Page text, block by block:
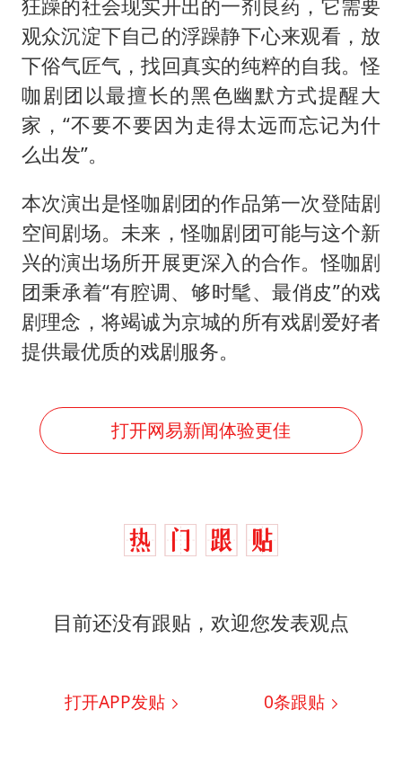
狂躁的社会现实开出的一剂良药，它需要
观众沉淀下自己的浮躁静下心来观看，放
下俗气匠气，找回真实的纯粹的自我。怪
咖剧团以最擅长的黑色幽默方式提醒大
家，“不要不要因为走得太远而忘记为什
么出发”。
本次演出是怪咖剧团的作品第一次登陆剧
空间剧场。未来，怪咖剧团可能与这个新
兴的演出场所开展更深入的合作。怪咖剧
团秉承着“有腔调、够时髦、最俏皮”的戏
剧理念，将竭诚为京城的所有戏剧爱好者
提供最优质的戏剧服务。
打开网易新闻体验更佳
目前还没有跟贴，欢迎您发表观点
打开APP发贴 0条跟贴